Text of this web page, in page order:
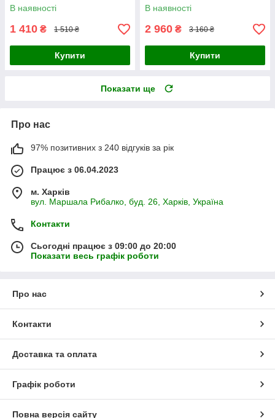
В наявності
1 410 ₴ 1 510 ₴
Купити
В наявності
2 960 ₴ 3 160 ₴
Купити
Показати ще
Про нас
97% позитивних з 240 відгуків за рік
Працює з 06.04.2023
м. Харків
вул. Маршала Рибалко, буд. 26, Харків, Україна
Контакти
Сьогодні працює з 09:00 до 20:00
Показати весь графік роботи
Про нас
Контакти
Доставка та оплата
Графік роботи
Повна версія сайту